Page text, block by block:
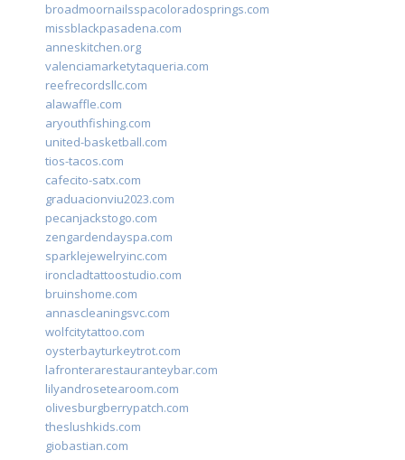
broadmoornailsspacoloradosprings.com
missblackpasadena.com
anneskitchen.org
valenciamarketytaqueria.com
reefrecordsllc.com
alawaffle.com
aryouthfishing.com
united-basketball.com
tios-tacos.com
cafecito-satx.com
graduacionviu2023.com
pecanjackstogo.com
zengardendayspa.com
sparklejewelryinc.com
ironcladtattoostudio.com
bruinshome.com
annascleaningsvc.com
wolfcitytattoo.com
oysterbayturkeytrot.com
lafronterarestauranteybar.com
lilyandrosetearoom.com
olivesburgberrypatch.com
theslushkids.com
giobastian.com